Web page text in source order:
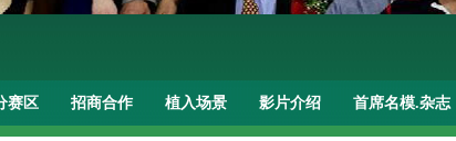
赛区 招商合作 植入场景 影片介绍 首席名模.杂志